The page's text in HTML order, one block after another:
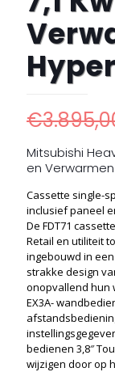
Hyper
€
Mitsubishi
en
Cassette single-
inclusief paneel
De FDT71
Retail en utiliteit
ingebouwd in
strakke design
onopvallend hun
EX3A-
bedienen 3,8″
wijzigen door op